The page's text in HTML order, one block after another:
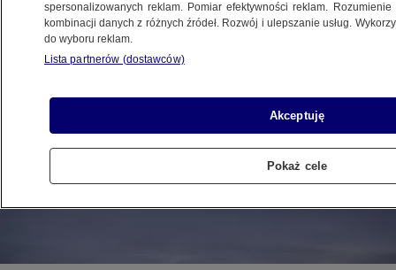
Udostępnij
spersonalizowanych reklam. Pomiar efektywności reklam.
kombinacji danych z różnych źródeł. Rozwój i ulepszanie usług.
do wyboru reklam.
Lista partnerów (dostawców)
Akceptuję
Pokaż cele